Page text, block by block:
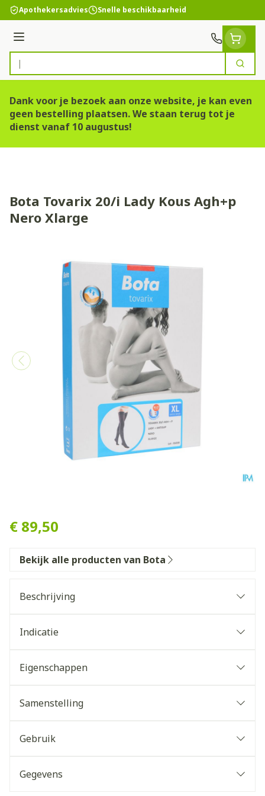
Ga naar de inhoud
Apothekersadvies Snelle beschikbaarheid
Menu
Product, merk, categorie...
Zoek
Dank voor je bezoek aan onze website, je kan even
geen bestelling plaatsen. We staan terug tot je
dienst vanaf 10 augustus!
Bota Tovarix 20/i Lady Kous Agh+p
Nero Xlarge
€ 89,50
Bekijk alle producten van Bota
Beschrijving
Indicatie
Eigenschappen
Samenstelling
Gebruik
Gegevens